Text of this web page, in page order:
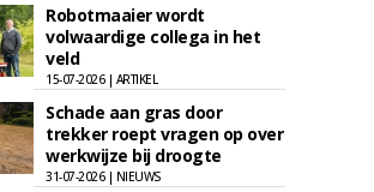
Robotmaaier wordt
volwaardige collega in het
veld
15-07-2026 | ARTIKEL
Schade aan gras door
trekker roept vragen op over
werkwijze bij droogte
31-07-2026 | NIEUWS